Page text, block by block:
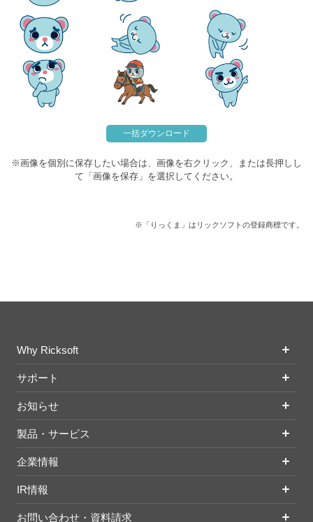
一括ダウンロード
※画像を個別に保存したい場合は、画像を右クリック、または長押しし
て「画像を保存」を選択してください。
※「りっくま」はリックソフトの登録商標です。
Why Ricksoft
サポート
お知らせ
製品・サービス
企業情報
IR情報
お問い合わせ・資料請求